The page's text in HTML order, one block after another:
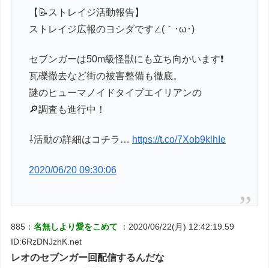
【📝ストレイジ活動報告】
ストレイジ広報のヨシダです∠(｀･ω･)
セブンガーは50m級怪獣にも立ち向かいます❗
瓦礫撤去など街の被害整備も徹底。
謎のヒューマノイドタイプエイリアンの
🔎調査も進行中！
⇩活動の詳細はコチラ… https://t.co/7Xob9klhIe
2020/06/20 09:30:06
885：名無しより愛をこめて
：2020/06/22(月) 12:42:19.59
ID:6RzDNJzhK.net
レオのセブンガー回配信するんだな